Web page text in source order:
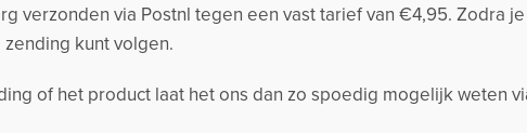
verzonden via Postnl tegen een vast tarief van €4,95. Zodra
kunt volgen.
of het product laat het ons dan zo spoedig mogelijk weten